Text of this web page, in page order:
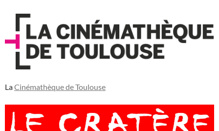
LaCinémathèque de Toulouse